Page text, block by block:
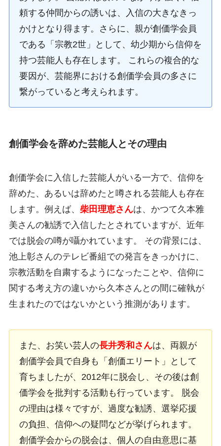
頼する仲間からの誘いは、入信の大きなきっ
かけとなり得ます。さらに、親が創価学会員
である「宗教2世」として、幼少期から信仰を
持つ芸能人も存在します。 これらの複合的な
要因が、芸能界における創価学会員の多さに
繋がっていると考えられます。
創価学会を辞めた芸能人とその理由
創価学会に入信した芸能人がいる一方で、信仰を
辞めた、あるいは辞めたと噂される芸能人も存在
します。例えば、 柴田理恵さんは、かつて久本雅
美さんの勧誘で入信したとされていますが、近年
では脱会の噂が囁かれています。 その背景には、
池上彰さんのテレビ番組での発言をきっかけに、
宗教活動を自粛するようになったことや、信仰に
関する考え方の違いから久本さんとの間に確執が
生まれたのではないかという推測があります。
また、お笑い芸人の長井秀和さんは、両親が
創価学会員で自身も「創価エリート」として
育ちましたが、2012年に脱会し、その後は創
価学会を批判する活動も行っています。 脱会
の理由は様々ですが、過度な勧誘、選挙応援
の負担、信仰への疑問などが挙げられます。
創価学会からの脱会は、個人の自由意思に基